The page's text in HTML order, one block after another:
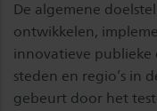
De algemene
ontwikkelen,
innovatieve publieke
steden en regio’s in
gebeurt door het